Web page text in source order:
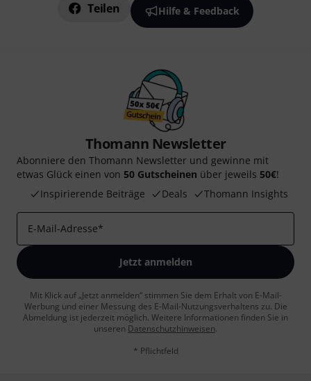
Teilen Hilfe & Feedback
Thomann Newsletter
Abonniere den Thomann Newsletter und gewinne mit
etwas Glück einen von 50 Gutscheinen über jeweils 50€!
Inspirierende Beiträge
Deals Thomann Insights
E-Mail-Adresse*
Jetzt anmelden
Mit Klick auf „Jetzt anmelden“ stimmen Sie dem Erhalt von E-Mail-
Werbung und einer Messung des E-Mail-Nutzungsverhaltens zu. Die
Abmeldung ist jederzeit möglich. Weitere Informationen finden Sie in
unseren Datenschutzhinweisen.
* Pflichtfeld